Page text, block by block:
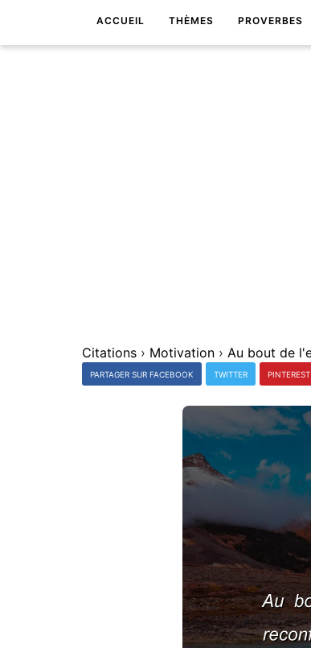
ACCUEIL THÈMES PROVERBES
Citations › Motivation ›
PARTAGER SUR FACEBOOK TWITTER PINTEREST